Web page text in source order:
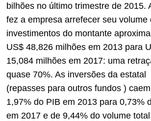
bilhões no último trimestre de 2015.
fez a empresa arrefecer seu volume
investimentos do montante
US$ 48,826 milhões em 2013 para
15,084 milhões em 2017: uma
quase 70%. As inversões da estatal
(repasses para outros fundos )
1,97% do PIB em 2013 para 0,73%
em 2017 e de 9,44% do volume